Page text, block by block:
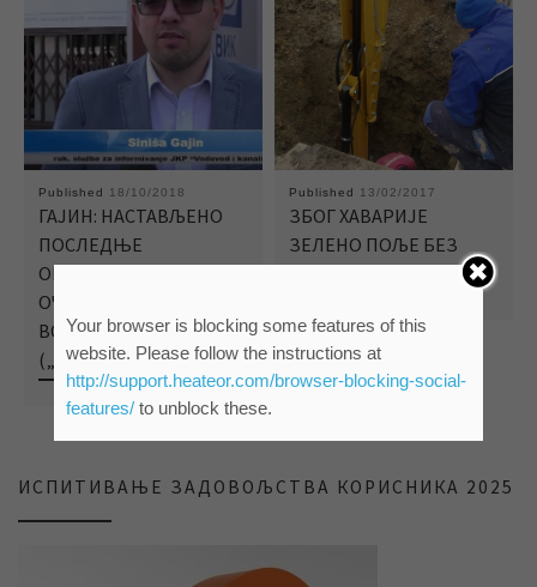
Published 18/10/2018
ГАЈИН: НАСТАВЉЕНО
ПОСЛЕДЊЕ
ОВОГОДИШЊЕ
ОЧИТАВАЊЕ
ВОДОМЕРА
(„КТВ“,“САНТОС“)
Published 13/02/2017
ЗБОГ ХАВАРИЈЕ
ЗЕЛЕНО ПОЉЕ БЕЗ
ИСПИТИВАЊЕ ЗАДОВОЉСТВА КОРИСНИКА 2025
Your browser is blocking some features of this
website. Please follow the instructions at
http://support.heateor.com/browser-blocking-social-
features/to unblock these.